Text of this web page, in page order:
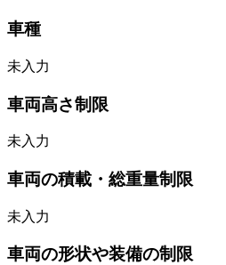
車種
未入力
車両高さ制限
未入力
車両の積載・総重量制限
未入力
車両の形状や装備の制限